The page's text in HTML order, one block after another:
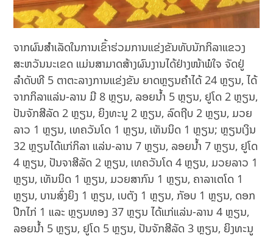
ຈາກຜົນສໍາເລັດໃນການເຂົ້າຮ່ວມການແຂ່ງຂັນທັບນັກກິລາແຂວງ
ສະຫວັນນະເຂດ ແມ່ນສາມາດສ້າງຜົນງານໄດ້ຢ່າງໜ້າພໍໃຈ ຈັດຢູ່
ລຳດັບທີ 5 ຕາຕະລາງການແຂ່ງຂັນ ຍາດຫຼຽນຄໍາໄດ້ 24 ຫຼຽນ, ໄດ້
ຈາກກິລາແລ່ນ-ລານ ມີ 8 ຫຼຽນ, ລອຍນໍ້າ 5 ຫຼຽນ, ຢູໂດ 2 ຫຼຽນ,
ປັນຈັກສີລັດ 2 ຫຼຽນ, ຍິງທະນູ 2 ຫຼຽນ, ລົດຖີບ 2 ຫຼຽນ, ມວຍ
ລາວ 1 ຫຼຽນ, ເທຄວັນໂດ 1 ຫຼຽນ, ເທັນນິດ 1 ຫຼຽນ; ຫຼຽນເງິນ
32 ຫຼຽນໄດ້ແກ່ກິລາ ແລ່ນ-ລານ 7 ຫຼຽນ, ລອຍນໍ້າ 7 ຫຼຽນ, ຢູໂດ
4 ຫຼຽນ, ປັນຈາສີລັດ 2 ຫຼຽນ, ເທຄວັນໂດ 4 ຫຼຽນ, ມວຍລາວ 1
ຫຼຽນ, ເທັນນິດ 1 ຫຼຽນ, ມວຍສາກົນ 1 ຫຼຽນ, ຄາລາເຕໂດ 1
ຫຼຽນ, ບານສົ່ງຍິງ 1 ຫຼຽນ, ເບຕັງ 1 ຫຼຽນ, ກັອບ 1 ຫຼຽນ, ດອກ
ປີກໄກ່ 1 ແລະ ຫຼຽນທອງ 37 ຫຼຽນ ໄດ້ແກ່ແລ່ນ-ລານ 4 ຫຼຽນ,
ລອຍນໍ້າ 5 ຫຼຽນ, ຢູໂດ 5 ຫຼຽນ, ປັນຈັກສີລັດ 3 ຫຼຽນ, ຍິງທະນູ